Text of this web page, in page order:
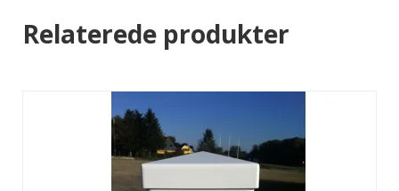
Relaterede produkter